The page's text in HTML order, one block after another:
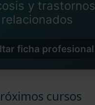
y trastornos
relacionados
ficha profesional
cursos